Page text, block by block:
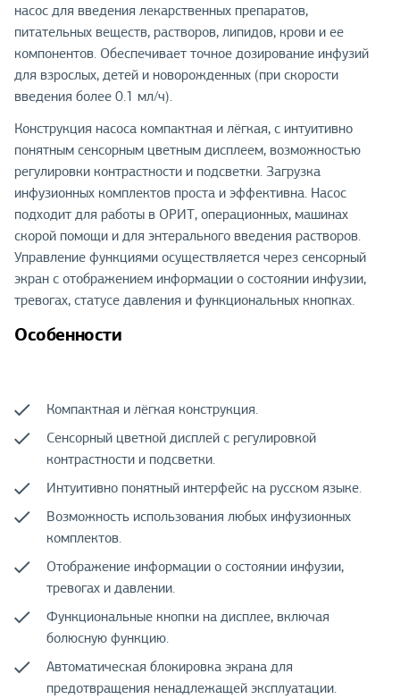
насос для введения лекарственных препаратов,
питательных веществ, растворов, липидов, крови и ее
компонентов. Обеспечивает точное дозирование инфузий
для взрослых, детей и новорожденных (при скорости
введения более 0.1 мл/ч).
Конструкция насоса компактная и лёгкая, с интуитивно
понятным сенсорным цветным дисплеем, возможностью
регулировки контрастности и подсветки. Загрузка
инфузионных комплектов проста и эффективна. Насос
подходит для работы в ОРИТ, операционных, машинах
скорой помощи и для энтерального введения растворов.
Управление функциями осуществляется через сенсорный
экран с отображением информации о состоянии инфузии,
тревогах, статусе давления и функциональных кнопках.
Особенности
Компактная и лёгкая конструкция.
Сенсорный цветной дисплей с регулировкой
контрастности и подсветки.
Интуитивно понятный интерфейс на русском языке.
Возможность использования любых инфузионных
комплектов.
Отображение информации о состоянии инфузии,
тревогах и давлении.
Функциональные кнопки на дисплее, включая
болюсную функцию.
Автоматическая блокировка экрана для
предотвращения ненадлежащей эксплуатации.